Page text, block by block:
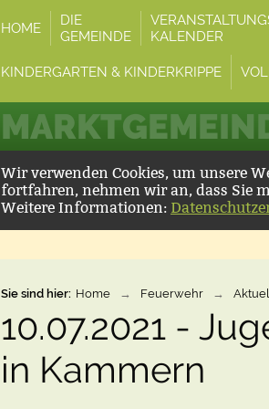
HOME
DIE
GEMEINDE
KALENDER
KINDERGARTEN & KINDERKRIPPE
Wir verwenden Cookies, um unsere
fortfahren, nehmen wir an, dass Sie
Weitere Informationen:
Sie sind hier: Home → Feuerwehr →
10.07.2021 -
in Kammern